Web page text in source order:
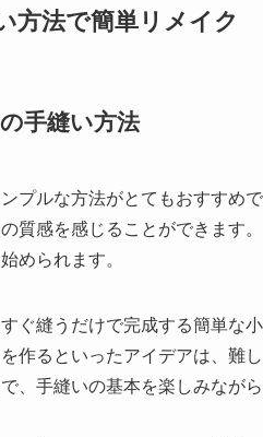
方法で簡単リメイク
手縫い方法
プルな方法がとてもおすすめ
質感を感じることができます
められます。
ぐ縫うだけで完成する簡単な
作るといったアイデアは、難
、手縫いの基本を楽しみなが